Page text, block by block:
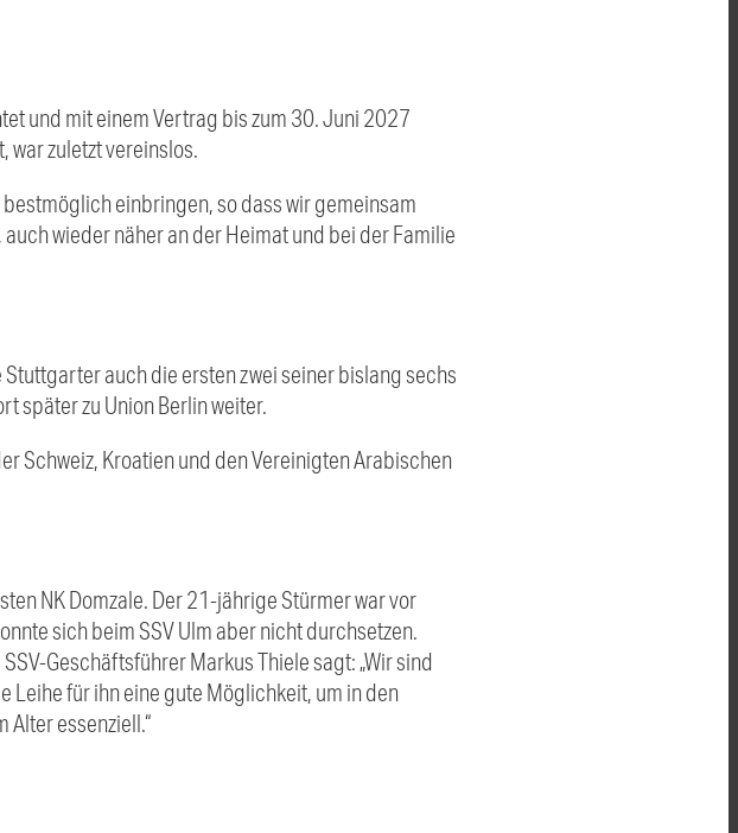
und mit einem Vertrag bis zum 30. Juni 2027
war zuletzt vereinslos.
einbringen, so dass wir gemeinsam
wieder näher an der Heimat und bei der Familie
auch die ersten zwei seiner bislang sechs
später zu Union Berlin weiter.
Schweiz, Kroatien und den Vereinigten Arabischen
NK Domzale. Der 21-jährige Stürmer war vor
sich beim SSV Ulm aber nicht durchsetzen.
Geschäftsführer Markus Thiele sagt: „Wir sind
Leihe für ihn eine gute Möglichkeit, um in den
Alter essenziell.“